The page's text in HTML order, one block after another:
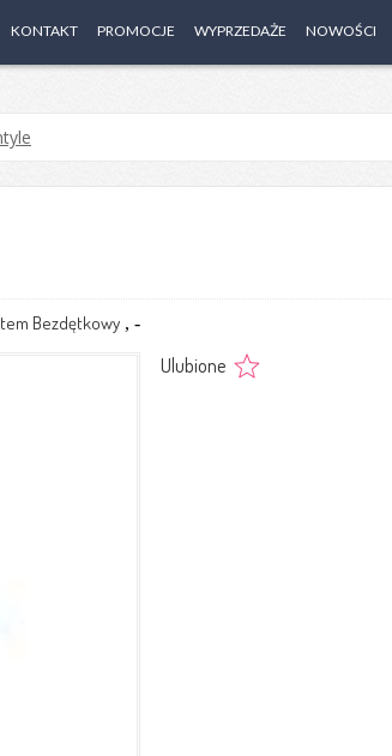
KONTAKT PROMOCJE WYPRZEDAŻE NOWOŚCI
Bezdętkowy , -
Ulubione